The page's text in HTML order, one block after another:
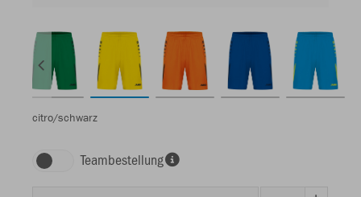
citro/schwarz
Teambestellung